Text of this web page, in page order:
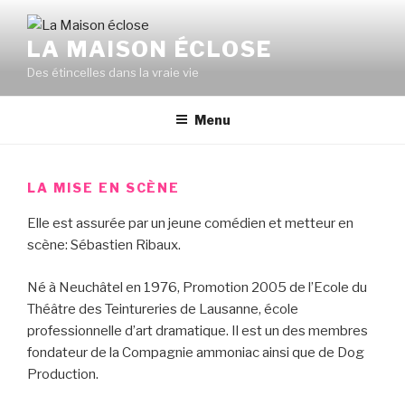
contenu
principal
LA MAISON ÉCLOSE
Des étincelles dans la vraie vie
Menu
LA MISE EN SCÈNE
Elle est assurée par un jeune comédien et metteur en
scène: Sébastien Ribaux.
Né à Neuchâtel en 1976, Promotion 2005 de l’Ecole du
Théâtre des Teintureries de Lausanne, école
professionnelle d’art dramatique. Il est un des membres
fondateur de la Compagnie ammoniac ainsi que de Dog
Production.